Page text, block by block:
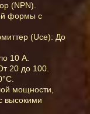
(NPN).
формы с
(Uce): До
10 А.
20 до 100.
мощности,
высокими